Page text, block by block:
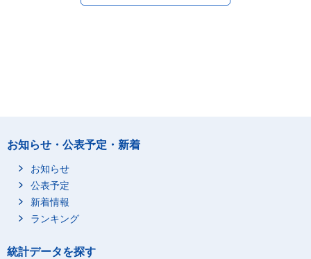
お知らせ・公表予定・新着
お知らせ
公表予定
新着情報
ランキング
統計データを探す